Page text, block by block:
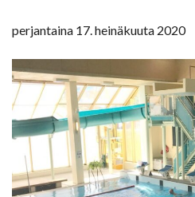
perjantaina 17. heinäkuuta 2020